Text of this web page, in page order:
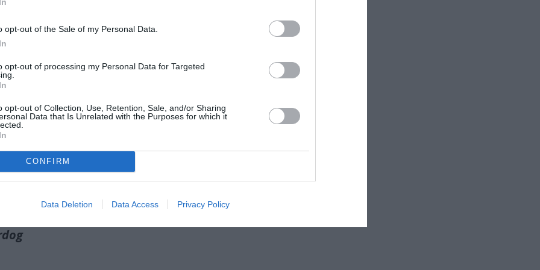
opt-out of the Sale of my Personal Data.
opt-out of processing my Personal Data for Targeted
opt-out of Collection, Use, Retention, Sale, and/or Sharing
Data that Is Unrelated with the Purposes for which it
CONFIRM
Data Deletion Data Access Privacy Policy
Πούντι, ο Τσάρλι χάνει την δόξα του και καταδικάζεται σε
σε βαθιά κατάθλιψη, εγκαταλείποντας τις ηρωικές του
Αλλά με τη μοίρα του κόσμου να κρέμεται από μια κλωστή, ο
Σκύλος πρέπει να σηκωθεί ξανά, να νικήσει τον Πούντι και να